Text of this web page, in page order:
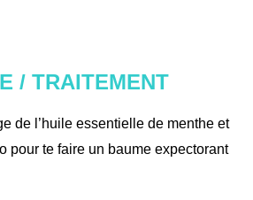
/ TRAITEMENT
de l’huile essentielle de menthe et
pour te faire un baume expectorant